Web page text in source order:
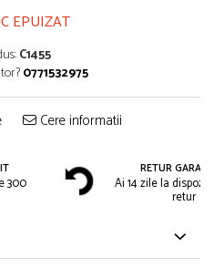
EPUIZAT
C1455
0771532975
Cere informatii
300
RETUR
Ai 14 zile la
retur